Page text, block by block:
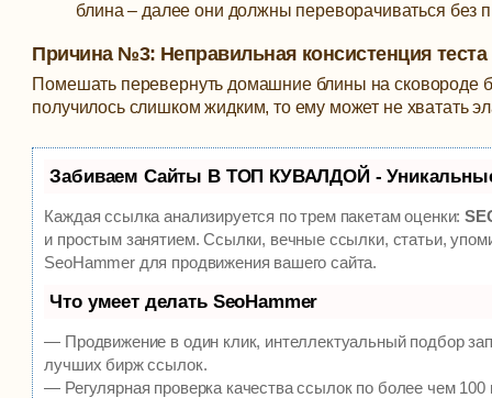
блина – далее они должны переворачиваться без
Причина №3: Неправильная консистенция теста
Помешать перевернуть домашние блины на сковороде
получилось слишком жидким, то ему может не хватать
Забиваем Сайты В ТОП КУВАЛДОЙ -
Каждая ссылка анализируется по трем пакетам оценки:
и простым занятием. Ссылки, вечные ссылки, статьи,
SeoHammer для продвижения вашего сайта.
Что умеет делать SeoHammer
— Продвижение в один клик, интеллектуальный подбор
лучших бирж ссылок.
— Регулярная проверка качества ссылок по более чем